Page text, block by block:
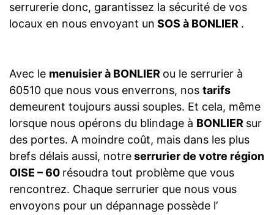
serrurerie donc, garantissez la sécurité de vos
locaux en nous envoyant un SOS à BONLIER .
Avec le menuisier à BONLIER ou le serrurier à
60510 que nous vous enverrons, nos tarifs
demeurent toujours aussi souples. Et cela, même
lorsque nous opérons du blindage à BONLIER sur
des portes. A moindre coût, mais dans les plus
brefs délais aussi, notreserrurier de votre région
OISE – 60 résoudra tout problème que vous
rencontrez. Chaque serrurier que nous vous
envoyons pour un dépannage possède l’